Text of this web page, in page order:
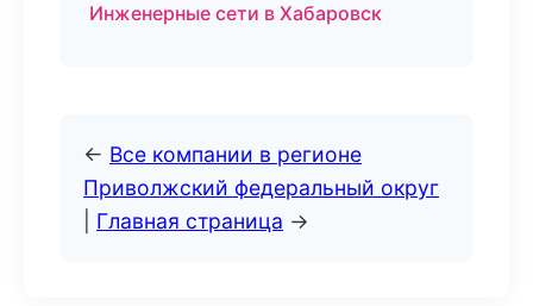
Инженерные сети в Хабаровск
← Все компании в регионе
Приволжский федеральный округ
Главная страница →